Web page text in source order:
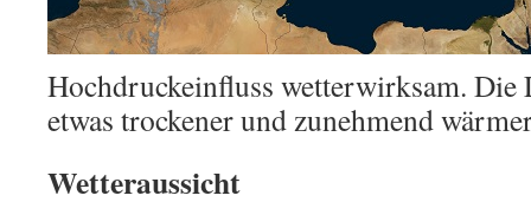
Hochdruckeinfluss wetterwirksam. Die
etwas trockener und zunehmend
Wetteraussicht